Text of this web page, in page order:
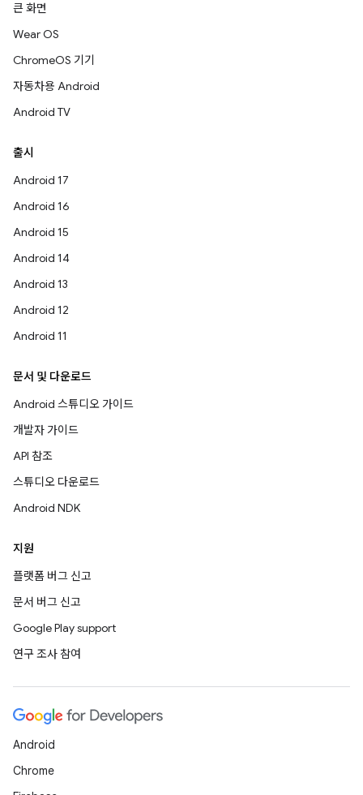
큰 화면
Wear OS
ChromeOS 기기
자동차용 Android
Android TV
출시
Android 17
Android 16
Android 15
Android 14
Android 13
Android 12
Android 11
문서 및 다운로드
Android 스튜디오 가이드
개발자 가이드
API 참조
스튜디오 다운로드
Android NDK
지원
플랫폼 버그 신고
문서 버그 신고
Google Play support
연구 조사 참여
Android
Chrome